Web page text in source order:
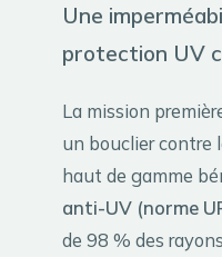
Une
protection UV
La mission
un bouclier contre
haut de gamme
anti-UV (norme
de 98 % des